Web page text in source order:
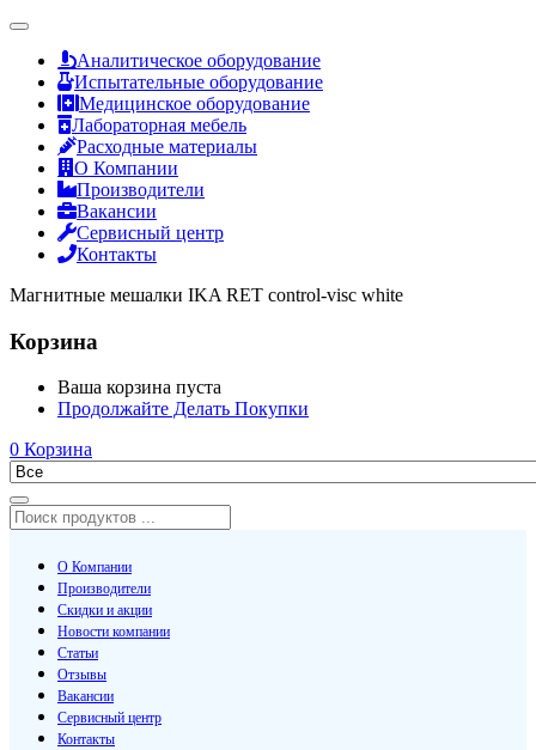
Аналитическое оборудование
Испытательные оборудование
Медицинское оборудование
Лабораторная мебель
Расходные материалы
О Компании
Производители
Вакансии
Сервисный центр
Контакты
Магнитные мешалки IKA RET control-visc white
Корзина
Ваша корзина пуста
Продолжайте Делать Покупки
0 Корзина
О Компании
Производители
Скидки и акции
Новости компании
Статьи
Отзывы
Вакансии
Сервисный центр
Контакты